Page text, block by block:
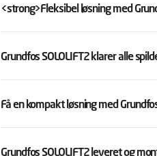
<strong>Fleksibel løsning med
Grundfos SOLOLIFT2 klarer alle
Få en kompakt løsning med
Grundfos SOLOLIFT2 leveret og